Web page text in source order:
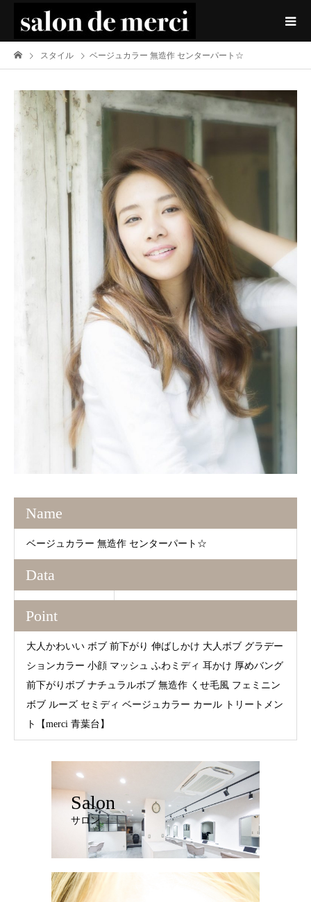
スタイル ベージュカラー 無造作 センターパート☆
Name
ベージュカラー 無造作 センターパート☆
Data
Point
大人かわいい ボブ 前下がり 伸ばしかけ 大人ボブ グラデー
ションカラー 小顔 マッシュ ふわミディ 耳かけ 厚めバング
前下がりボブ ナチュラルボブ 無造作 くせ毛風 フェミニン
ボブ ルーズ セミディ ベージュカラー カール トリートメン
ト【merci 青葉台】
Salon
サロン